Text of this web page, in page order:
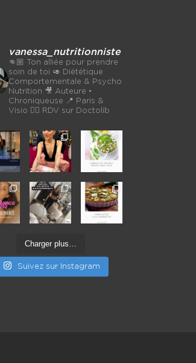
vanessa_nutritionniste
👊🏼 Ton alliée pour prendre
soin de toi 🥑 Diététique
Comportementale & Psycho
Nutrition 🎥 Auteure •
Chroniqueuse 📍 Paris &
Visio 👉🏼 RDV sur Doctolib
Charger plus…
Suivez sur Instagram